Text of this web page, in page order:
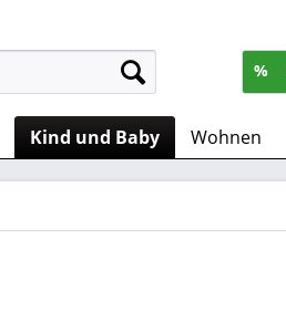
%
Kind und Baby Wohnen